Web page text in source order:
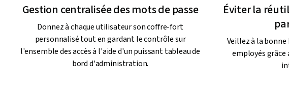
Gestion centralisée des mots de passe
Donnez à chaque utilisateur son coffre-fort
personnalisé tout en gardant le contrôle sur
l'ensemble des accès à l'aide d'un puissant tableau de
bord d'administration.
Éviter la
Veillez à la bonne
employés grâce